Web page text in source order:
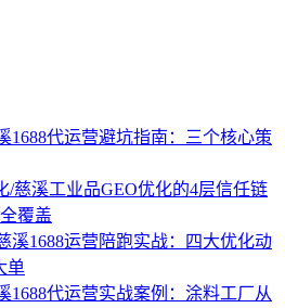
1688代运营避坑指南：三个核心策
/慈溪工业品GEO优化的4层信任链
覆盖
溪1688运营陪跑实战：四大优化动
单
1688代运营实战案例：涂料工厂从